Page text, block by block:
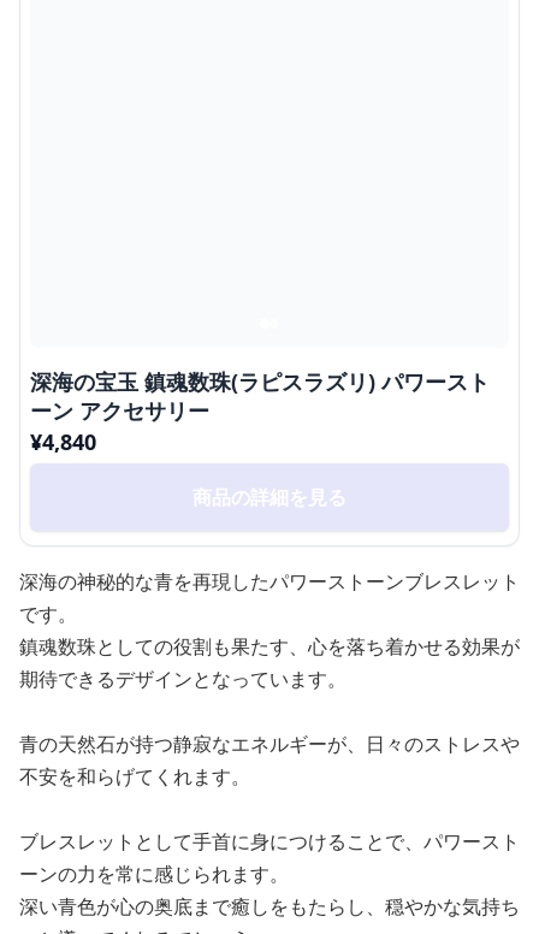
深海の宝玉 鎮魂数珠(ラピスラズリ) パワースト
ーン アクセサリー
¥4,840
商品の詳細を見る
深海の神秘的な青を再現したパワーストーンブレスレット
です。
鎮魂数珠としての役割も果たす、心を落ち着かせる効果が
期待できるデザインとなっています。
青の天然石が持つ静寂なエネルギーが、日々のストレスや
不安を和らげてくれます。
ブレスレットとして手首に身につけることで、パワースト
ーンの力を常に感じられます。
深い青色が心の奥底まで癒しをもたらし、穏やかな気持ち